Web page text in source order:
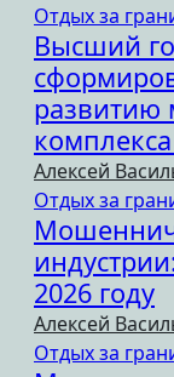
Отдых за
Высший
развитию
Алексей
Отдых за
2026 году
Алексей
Отдых за